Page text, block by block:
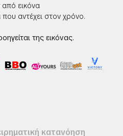
από εικόνα
αντέχει στον χρόνο.
της εικόνας.
κατανόηση